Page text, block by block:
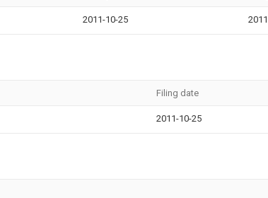
2011-10-25
Filing date
2011-10-25